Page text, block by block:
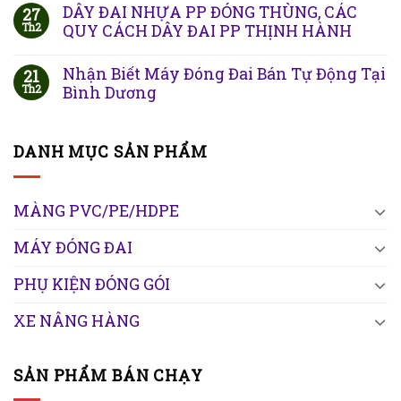
27
Th2
DÂY ĐAI NHỰA PP ĐÓNG THÙNG, CÁC
QUY CÁCH DÂY ĐAI PP THỊNH HÀNH
21
Th2
Nhận Biết Máy Đóng Đai Bán Tự Động Tại
Bình Dương
DANH MỤC SẢN PHẨM
MÀNG PVC/PE/HDPE
MÁY ĐÓNG ĐAI
PHỤ KIỆN ĐÓNG GÓI
XE NÂNG HÀNG
SẢN PHẨM BÁN CHẠY